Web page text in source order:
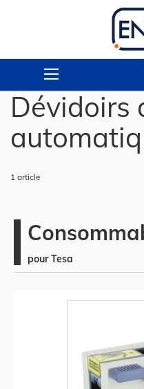
Dévidoirs
1 article
pour Tesa